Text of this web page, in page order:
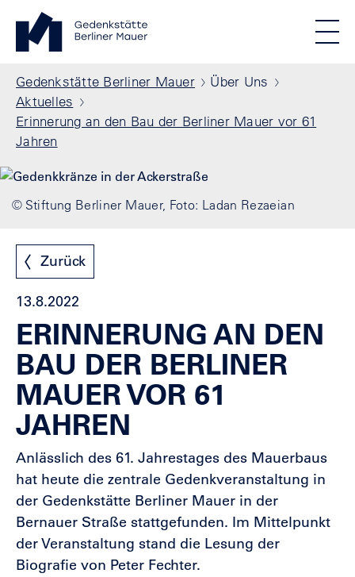
Direkt zum Inhalt
Standortmenu
Show locations
STIFTUNG BERLINER MAUER
Alle Standorte
Gedenkstätte Berliner Mauer Startseite
Pfadnavigation
Gedenkstätte Berliner Mauer
Über Uns
Aktuelles
Erinnerung an den Bau der Berliner Mauer vor 61
Jahren
© Stiftung Berliner Mauer, Foto: Ladan Rezaeian
Zurück
13.8.2022
ERINNERUNG AN DEN
BAU DER BERLINER
MAUER VOR 61
JAHREN
Anlässlich des 61. Jahrestages des Mauerbaus
hat heute die zentrale Gedenkveranstaltung in
der Gedenkstätte Berliner Mauer in der
Bernauer Straße stattgefunden. Im Mittelpunkt
der Veranstaltung stand die Lesung der
Biografie von Peter Fechter.